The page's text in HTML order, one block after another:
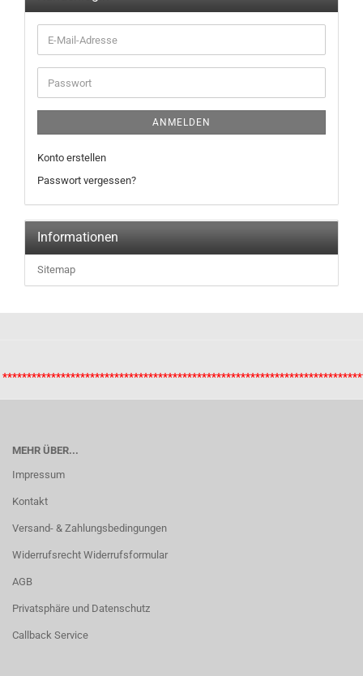
ANMELDEN
Konto erstellen
Passwort vergessen?
Informationen
Sitemap
MEHR ÜBER...
Impressum
Kontakt
Versand- & Zahlungsbedingungen
Widerrufsrecht Widerrufsformular
AGB
Privatsphäre und Datenschutz
Callback Service